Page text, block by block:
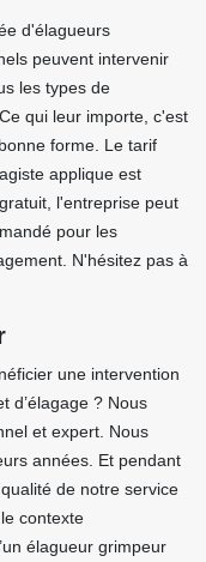
d'élagueurs
peuvent intervenir
les types de
qui leur importe, c'est
forme. Le tarif
applique est
l'entreprise peut
pour les
N'hésitez pas à
une intervention
d’élagage ? Nous
et expert. Nous
années. Et pendant
de notre service
contexte
élagueur grimpeur